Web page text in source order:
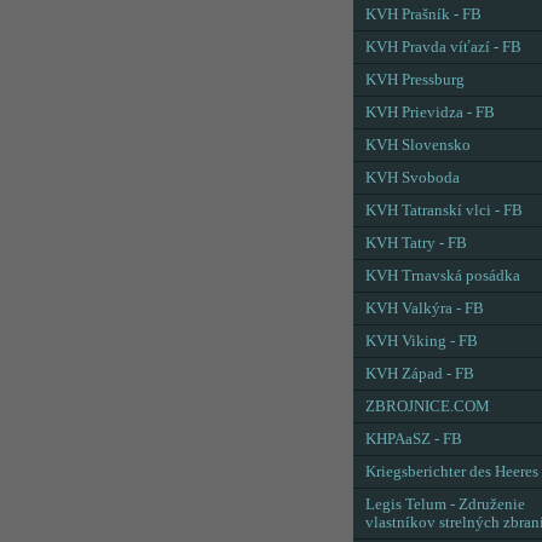
KVH Prašník - FB
KVH Pravda víťazí - FB
KVH Pressburg
KVH Prievidza - FB
KVH Slovensko
KVH Svoboda
KVH Tatranskí vlci - FB
KVH Tatry - FB
KVH Trnavská posádka
KVH Valkýra - FB
KVH Viking - FB
KVH Západ - FB
ZBROJNICE.COM
KHPAaSZ - FB
Kriegsberichter des Heeres
Legis Telum - Združenie
vlastníkov strelných